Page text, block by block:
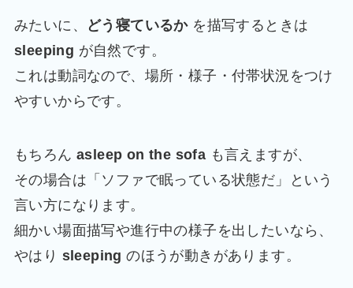
みたいに、 どう寝ているかを描写するときは
sleeping が自然です。
これは動詞なので、場所・様子・付帯状況をつけ
やすいからです。
もちろん asleep on the sofa も言えますが、
その場合は「ソファで眠っている状態だ」という
言い方になります。
細かい場面描写や進行中の様子を出したいなら、
やはり sleeping のほうが動きがあります。